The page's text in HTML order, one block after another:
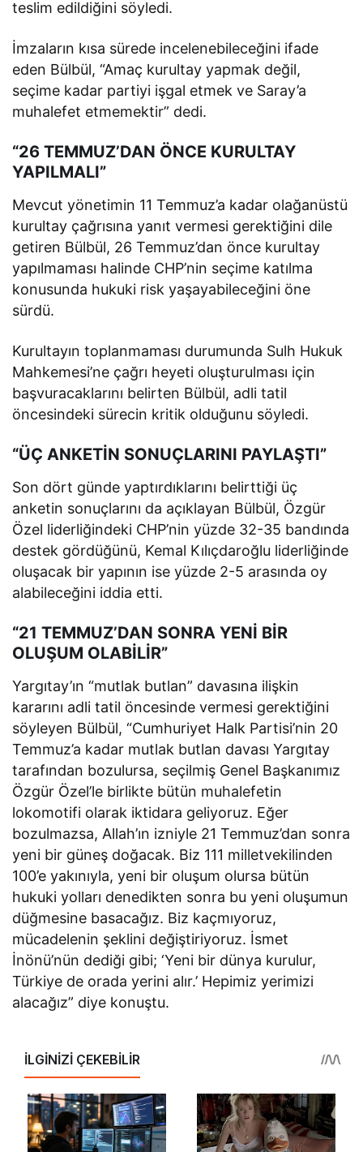
teslim edildiğini söyledi.
İmzaların kısa sürede incelenebileceğini ifade
eden Bülbül, “Amaç kurultay yapmak değil,
seçime kadar partiyi işgal etmek ve Saray’a
muhalefet etmemektir” dedi.
“26 TEMMUZ’DAN ÖNCE KURULTAY
YAPILMALI”
Mevcut yönetimin 11 Temmuz’a kadar olağanüstü
kurultay çağrısına yanıt vermesi gerektiğini dile
getiren Bülbül, 26 Temmuz’dan önce kurultay
yapılmaması halinde CHP’nin seçime katılma
konusunda hukuki risk yaşayabileceğini öne
sürdü.
Kurultayın toplanmaması durumunda Sulh Hukuk
Mahkemesi’ne çağrı heyeti oluşturulması için
başvuracaklarını belirten Bülbül, adli tatil
öncesindeki sürecin kritik olduğunu söyledi.
“ÜÇ ANKETİN SONUÇLARINI PAYLAŞTI”
Son dört günde yaptırdıklarını belirttiği üç
anketin sonuçlarını da açıklayan Bülbül, Özgür
Özel liderliğindeki CHP’nin yüzde 32-35 bandında
destek gördüğünü, Kemal Kılıçdaroğlu liderliğinde
oluşacak bir yapının ise yüzde 2-5 arasında oy
alabileceğini iddia etti.
“21 TEMMUZ’DAN SONRA YENİ BİR
OLUŞUM OLABİLİR”
Yargıtay’ın “mutlak butlan” davasına ilişkin
kararını adli tatil öncesinde vermesi gerektiğini
söyleyen Bülbül, “​Cumhuriyet Halk Partisi’nin 20
Temmuz’a kadar mutlak butlan davası Yargıtay
tarafından bozulursa, seçilmiş Genel Başkanımız
Özgür Özel’le birlikte bütün muhalefetin
lokomotifi olarak iktidara geliyoruz. Eğer
bozulmazsa, Allah’ın izniyle 21 Temmuz’dan sonra
yeni bir güneş doğacak. Biz 111 milletvekilinden
100’e yakınıyla, yeni bir oluşum olursa bütün
hukuki yolları denedikten sonra bu yeni oluşumun
düğmesine basacağız. Biz kaçmıyoruz,
mücadelenin şeklini değiştiriyoruz. İsmet
İnönü’nün dediği gibi; ‘Yeni bir dünya kurulur,
Türkiye de orada yerini alır.’ Hepimiz yerimizi
alacağız” diye konuştu.